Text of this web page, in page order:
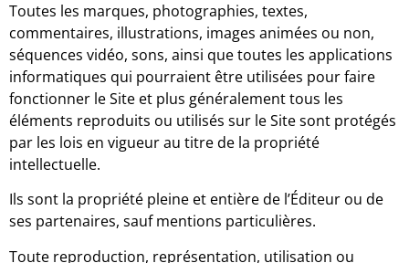
Toutes les marques, photographies, textes,
commentaires, illustrations, images animées ou non,
séquences vidéo, sons, ainsi que toutes les applications
informatiques qui pourraient être utilisées pour faire
fonctionner le Site et plus généralement tous les
éléments reproduits ou utilisés sur le Site sont protégés
par les lois en vigueur au titre de la propriété
intellectuelle.
Ils sont la propriété pleine et entière de l’Éditeur ou de
ses partenaires, sauf mentions particulières.
Toute reproduction, représentation, utilisation ou